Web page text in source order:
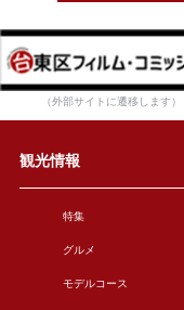
（外部サイトに遷移します）
観光情報
特集
グルメ
モデルコース